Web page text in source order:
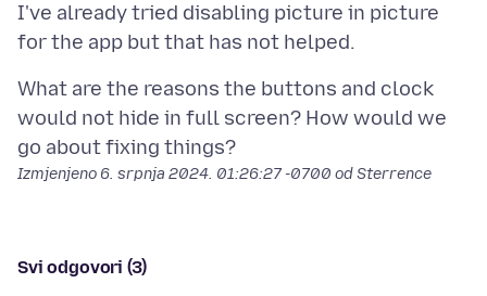
I've already tried disabling picture in picture
What are the reasons the buttons and clock
would not hide in full screen? How would we
Izmjenjeno 6. srpnja 2024. 01:26:27 -0700 od Sterrence
Svi odgovori (3)